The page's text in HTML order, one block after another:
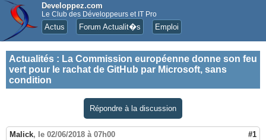
Developpez.com
Le Club des Développeurs et IT Pro
Actus Forum Actualit�s Emploi
Actualités : La Commission européenne donne son feu
vert pour le rachat de GitHub par Microsoft, sans
condition
Répondre à la discussion
Malick, le 02/06/2018 à 07h00 #1